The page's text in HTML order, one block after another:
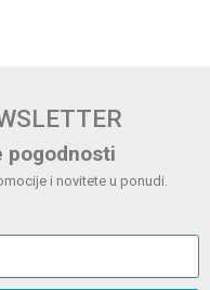
pogodnosti
i novitete u ponudi.